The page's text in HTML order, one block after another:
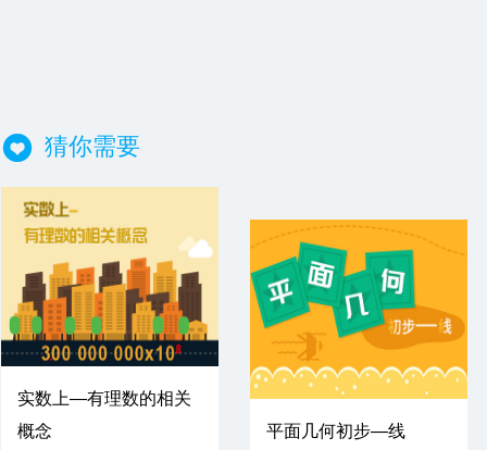
猜你需要
实数上—有理数的相关
概念
平面几何初步—线